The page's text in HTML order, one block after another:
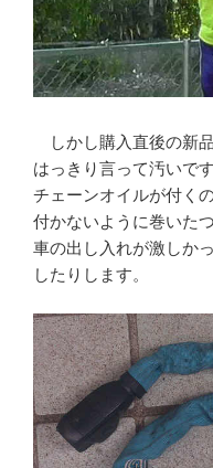
しかし購入直後の新
はっきり言って汚いで
チェーンオイルが付く
付かないように巻いた
車の出し入れが激しか
したりします。